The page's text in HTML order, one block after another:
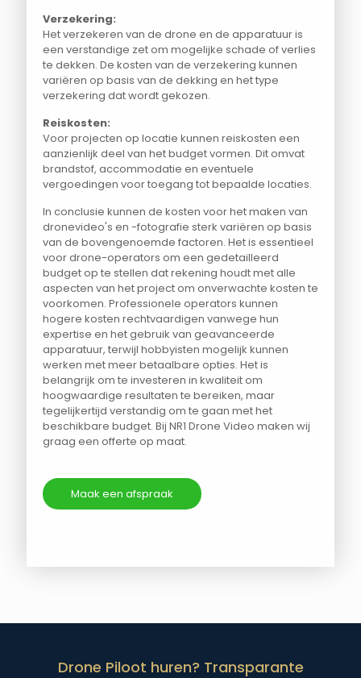
Verzekering:
Het verzekeren van de drone en de apparatuur is
een verstandige zet om mogelijke schade of verlies
te dekken. De kosten van de verzekering kunnen
variëren op basis van de dekking en het type
verzekering dat wordt gekozen.
Reiskosten:
Voor projecten op locatie kunnen reiskosten een
aanzienlijk deel van het budget vormen. Dit omvat
brandstof, accommodatie en eventuele
vergoedingen voor toegang tot bepaalde locaties.
In conclusie kunnen de kosten voor het maken van
dronevideo's en -fotografie sterk variëren op basis
van de bovengenoemde factoren. Het is essentieel
voor drone-operators om een gedetailleerd
budget op te stellen dat rekening houdt met alle
aspecten van het project om onverwachte kosten te
voorkomen. Professionele operators kunnen
hogere kosten rechtvaardigen vanwege hun
expertise en het gebruik van geavanceerde
apparatuur, terwijl hobbyisten mogelijk kunnen
werken met meer betaalbare opties. Het is
belangrijk om te investeren in kwaliteit om
hoogwaardige resultaten te bereiken, maar
tegelijkertijd verstandig om te gaan met het
beschikbare budget. Bij NR1 Drone Video maken wij
graag een offerte op maat.
Maak een afspraak
Drone Piloot huren? Transparante